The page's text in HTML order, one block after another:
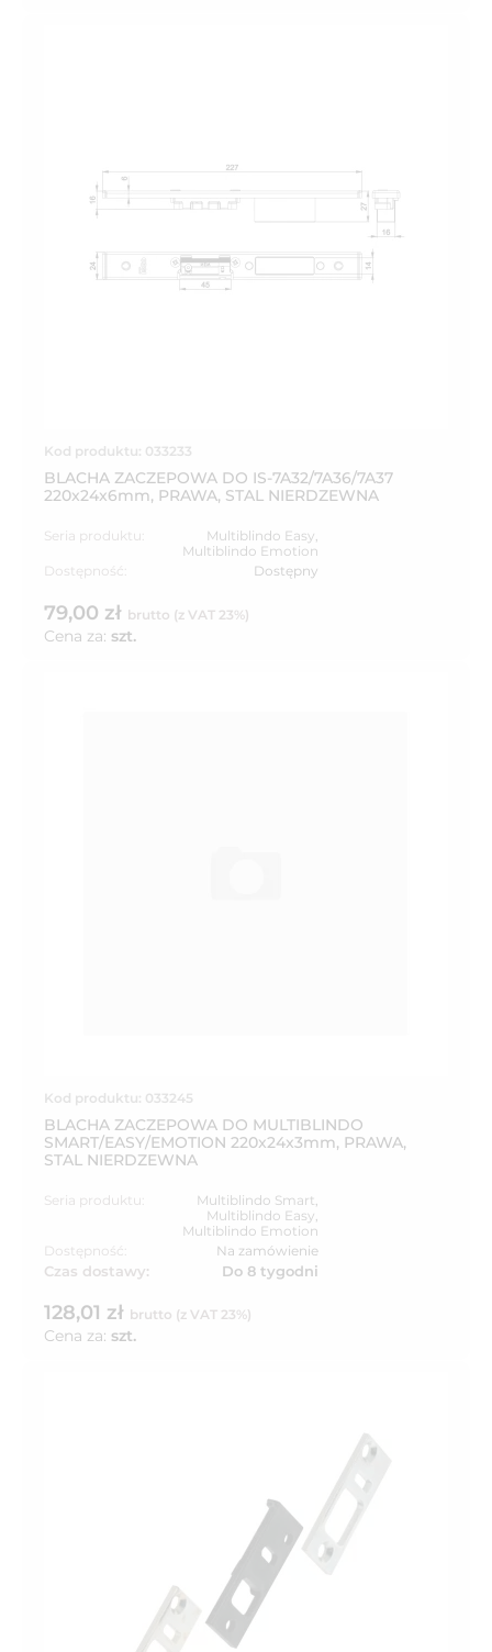
Kod produktu: 033233
BLACHA ZACZEPOWA DO IS-7A32/7A36/7A37
220x24x6mm, PRAWA, STAL NIERDZEWNA
Seria produktu: Multiblindo Easy,
Multiblindo Emotion
Dostępność:
Dostępny
79,00 zł brutto (z VAT 23%)
Cena za: szt.
Kod produktu: 033245
BLACHA ZACZEPOWA DO MULTIBLINDO
SMART/EASY/EMOTION 220x24x3mm, PRAWA,
STAL NIERDZEWNA
Seria produktu: Multiblindo Smart,
Multiblindo Easy,
Multiblindo Emotion
Dostępność:
Na zamówienie
Czas dostawy: Do 8 tygodni
128,01 zł brutto (z VAT 23%)
Cena za: szt.